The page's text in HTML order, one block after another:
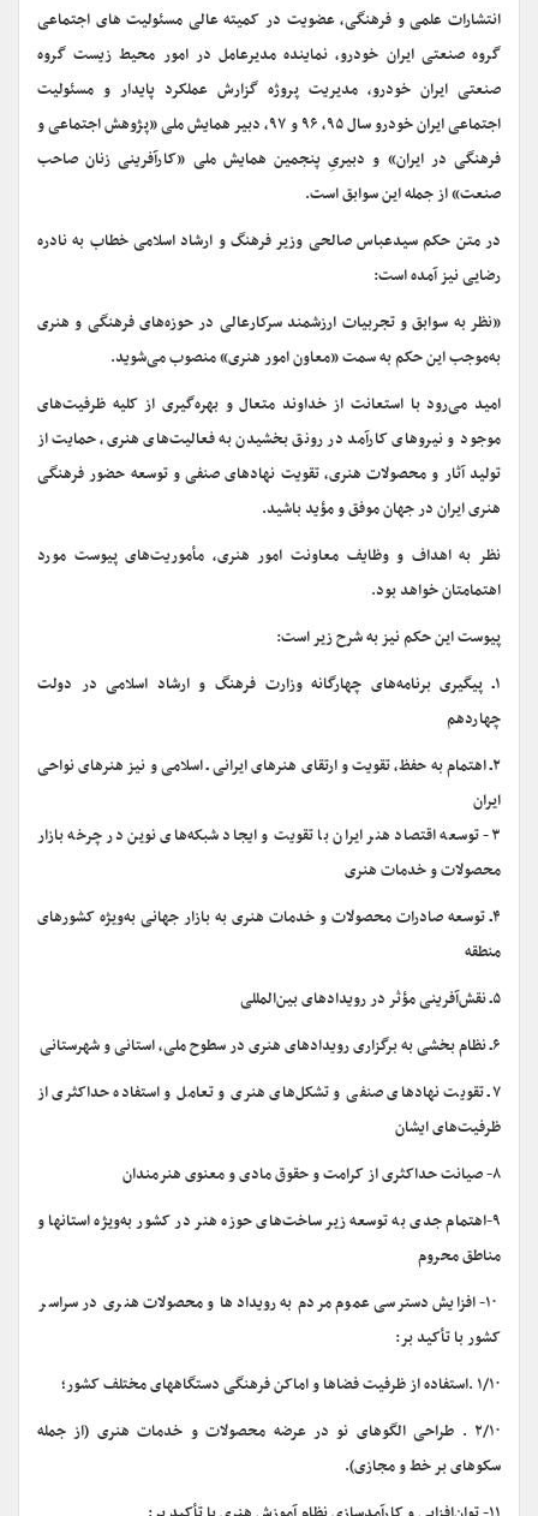
انتشارات علمی و فرهنگی، عضویت در کمیته عالی مسئولیت های اجتماعی
گروه صنعتی ایران خودرو، نماینده مدیرعامل در امور محیط زیست گروه
صنعتی ایران خودرو، مدیریت پروژه گزارش عملکرد پایدار و مسئولیت
اجتماعی ایران خودرو سال ۹۵، ۹۶ و ۹۷، دبیر همایش ملی «پژوهش اجتماعی و
فرهنگی در ایران» و دبیریِ پنجمین همایش ملی «کارآفرینی زنان صاحب
صنعت» از جمله این سوابق است.
در متن حکم سیدعباس صالحی وزیر فرهنگ و ارشاد اسلامی خطاب به نادره
رضایی نیز آمده است:
«نظر به سوابق و تجربیات ارزشمند سرکارعالی در حوزه­‌های فرهنگی و هنری
به‌موجب این حکم به سمت «معاون امور هنری» منصوب می‌شوید.
امید می‌رود با استعانت از خداوند متعال و بهره‌گیری از کلیه ظرفیت‌های
موجود و نیروهای کارآمد در رونق بخشیدن به فعالیت‌های هنری، حمایت از
تولید آثار و محصولات هنری، تقویت نهادهای صنفی و توسعه حضور فرهنگی
هنری ایران در جهان موفق و مؤید باشید.
نظر به اهداف و وظایف معاونت امور هنری، مأموریت‌­های پیوست مورد
اهتمام­تان خواهد بود.
پیوست این حکم نیز به شرح زیر است:
۱ـ پیگیری برنامه­‌های چهارگانه وزارت فرهنگ و ارشاد اسلامی در دولت
چهاردهم
۲ـ اهتمام به حفظ، تقویت و ارتقای هنرهای ایرانی ـ اسلامی و نیز هنرهای نواحی
ایران
۳- توسعه اقتصاد هنر ایران با تقویت و ایجاد شبکه­‌های نوین در چرخه بازار
محصولات و خدمات هنری
۴ـ توسعه صادرات محصولات و خدمات هنری به بازار جهانی به­‌ویژه کشورهای
منطقه
۵ـ نقش­‌آفرینی مؤثر در رویدادهای بین­‌المللی
۶ـ نظام بخشی به برگزاری رویدادهای هنری در سطوح ملی، استانی و شهرستانی
۷ـ تقویت نهادهای صنفی و تشکل­‌های هنری و تعامل و استفاده حداکثری از
ظرفیت­‌های ایشان
۸- صیانت حداکثری از کرامت و حقوق مادی و معنوی هنرمندان
۹-اهتمام جدی به توسعه زیر ساخت­‌های حوزه هنر در کشور به­‌ویژه استان­ها و
مناطق محروم
۱۰- افزایش دسترسی عموم مردم به رویدادها و محصولات هنری در سراسر
کشور با تأکید بر:
۱/۱۰ .استفاده از ظرفیت فضاها و اماکن فرهنگی دستگاه­های مختلف کشور؛
۲/۱۰ . طراحی الگوهای نو در عرضه محصولات و خدمات هنری (از جمله
سکوهای بر خط و مجازی).